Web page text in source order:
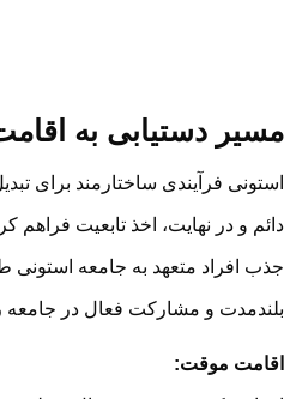
مسیر دستیابی به
استونی فرآیندی ساختارمند برای
دائم و در نهایت، اخذ تابعیت
جذب افراد متعهد به جامعه
بلندمدت و مشارکت فعال در جامعه
اقامت موقت: